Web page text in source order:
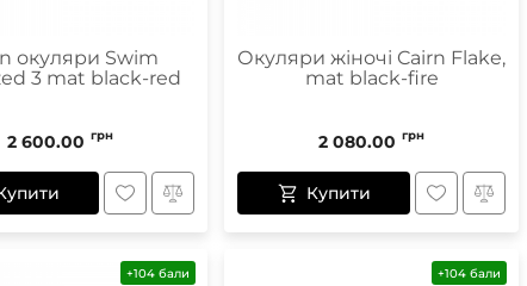
окуляри Swim
3 mat black-red
2 600.00 грн
Окуляри жіночі Cairn Flake,
mat black-fire
2 080.00 грн
Купити
+104 бали +104 бали